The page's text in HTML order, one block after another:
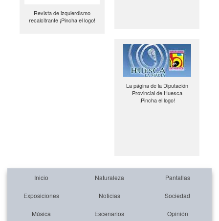
Revista de izquierdismo
recalcitrante ¡Pincha el logo!
La página de la Diputación
Provincial de Huesca
¡Pincha el logo!
Inicio Naturaleza Pantallas
Exposiciones Noticias Sociedad
Música Escenarios Opinión